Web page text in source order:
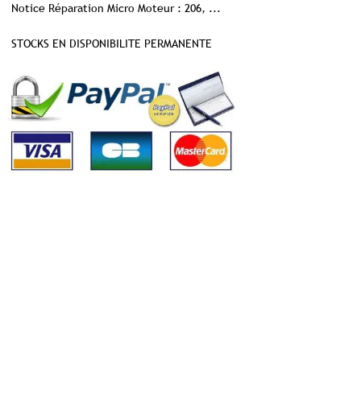
Notice Réparation Micro Moteur : 206, ...
STOCKS EN DISPONIBILITE PERMANENTE